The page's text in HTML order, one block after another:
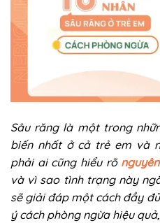
Sâu răng là một trong
biến nhất ở cả trẻ em và
phải ai cũng hiểu rõ
và vì sao tình trạng này
sẽ giải đáp một cách đầy
ý cách phòng ngừa hiệu